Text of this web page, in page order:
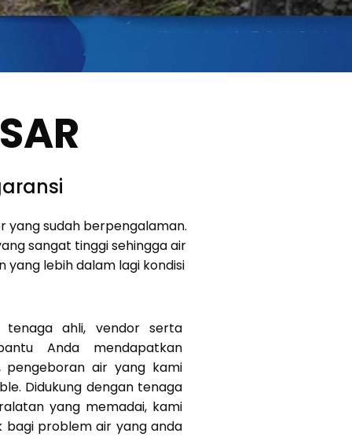
yang sudah berpengalaman.
sangat tinggi sehingga air
yang lebih dalam lagi kondisi
tenaga ahli, vendor serta
Anda mendapatkan
pengeboran air yang kami
Didukung dengan tenaga
yang memadai, kami
bagi problem air yang anda